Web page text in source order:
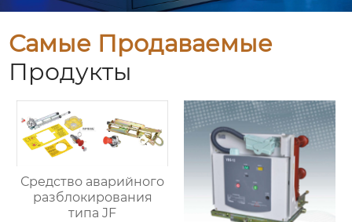
Самые Продаваемые
Продукты
Средство аварийного
разблокирования
типа JF